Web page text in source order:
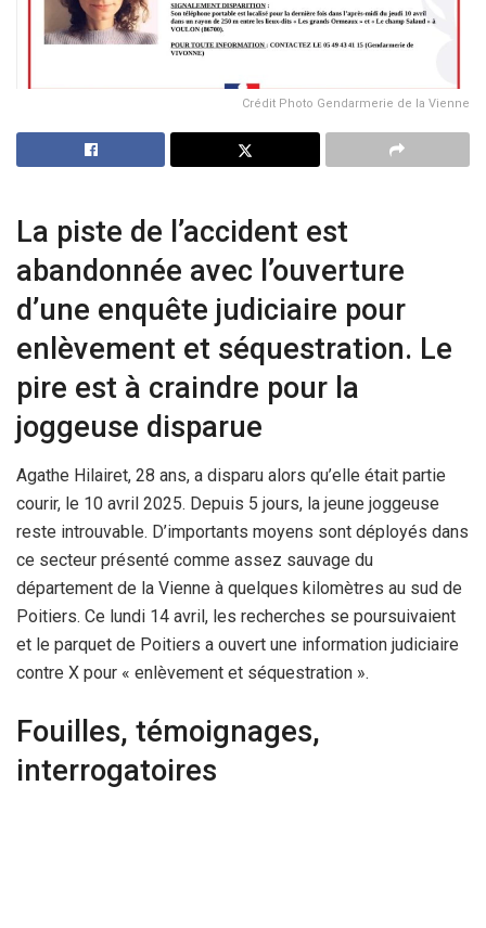
Crédit Photo Gendarmerie de la Vienne
La piste de l’accident est
abandonnée avec l’ouverture
d’une enquête judiciaire pour
enlèvement et séquestration. Le
pire est à craindre pour la
joggeuse disparue
Agathe Hilairet, 28 ans, a disparu alors qu’elle était partie
courir, le 10 avril 2025. Depuis 5 jours, la jeune joggeuse
reste introuvable. D’importants moyens sont déployés dans
ce secteur présenté comme assez sauvage du
département de la Vienne à quelques kilomètres au sud de
Poitiers. Ce lundi 14 avril, les recherches se poursuivaient
et le parquet de Poitiers a ouvert une information judiciaire
contre X pour « enlèvement et séquestration ».
Fouilles, témoignages,
interrogatoires